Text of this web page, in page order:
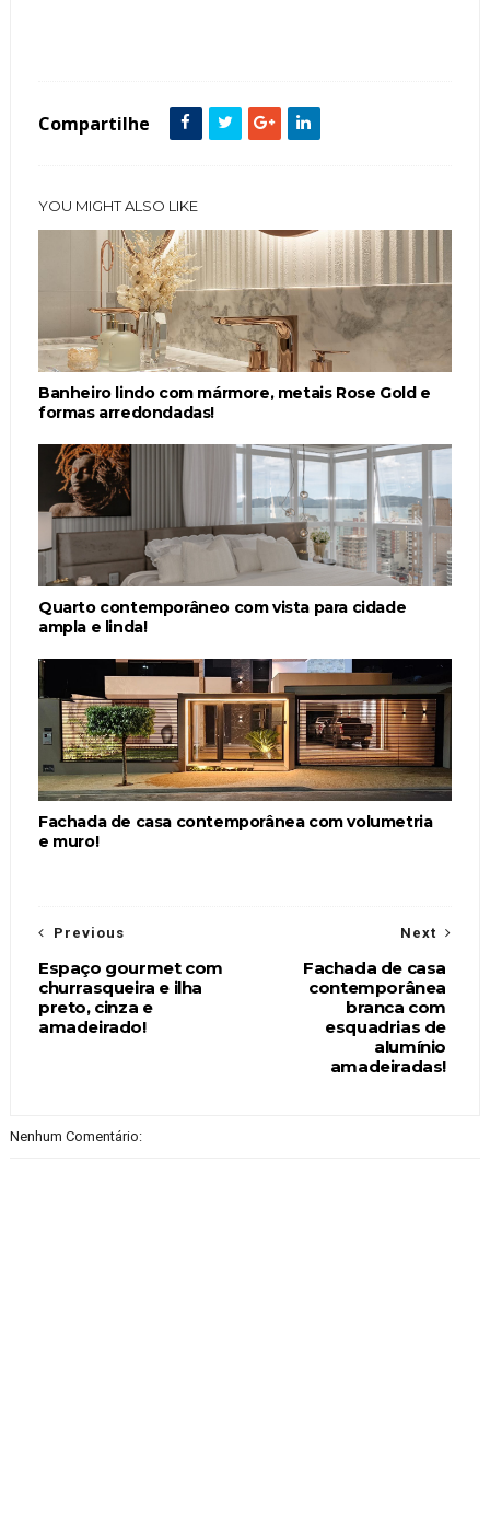
Compartilhe
YOU MIGHT ALSO LIKE
Banheiro lindo com mármore, metais Rose Gold e
formas arredondadas!
Quarto contemporâneo com vista para cidade
ampla e linda!
Fachada de casa contemporânea com volumetria
e muro!
Next
Fachada de casa
contemporânea
branca com
esquadrias de
alumínio
amadeiradas!
Previous
Espaço gourmet com
churrasqueira e ilha
preto, cinza e
amadeirado!
Nenhum Comentário: